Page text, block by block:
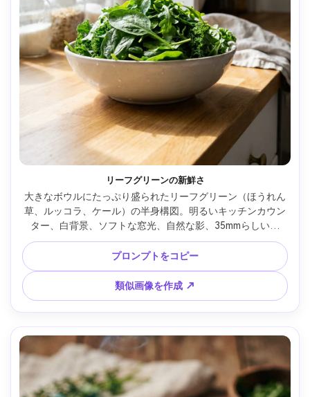
リーフグリーンの新鮮さ
大きなボウルにたっぷり盛られたリーフグリーン（ほうれん
草、ルッコラ、ケール）の半身構図。明るいキッチンカウン
ター、白背景、ソフトな窓光、自然な影、35mmらしい表
現、リアルな葉脈とみずみずしさ、清潔な健康美 --ar 4:5
プロンプトをコピー
類似画像を作成 ↗